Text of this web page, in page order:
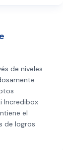
de niveles
Incredibox
el
de logros